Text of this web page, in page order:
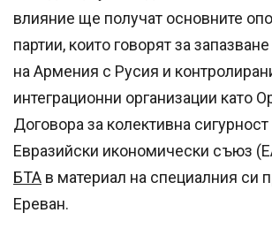
влияние ще получат основните
партии, които говорят за
на Армения с Русия и
интеграционни организации като
Договора за колективна
Евразийски икономически съюз
БТА в материал на специалния си
Ереван.